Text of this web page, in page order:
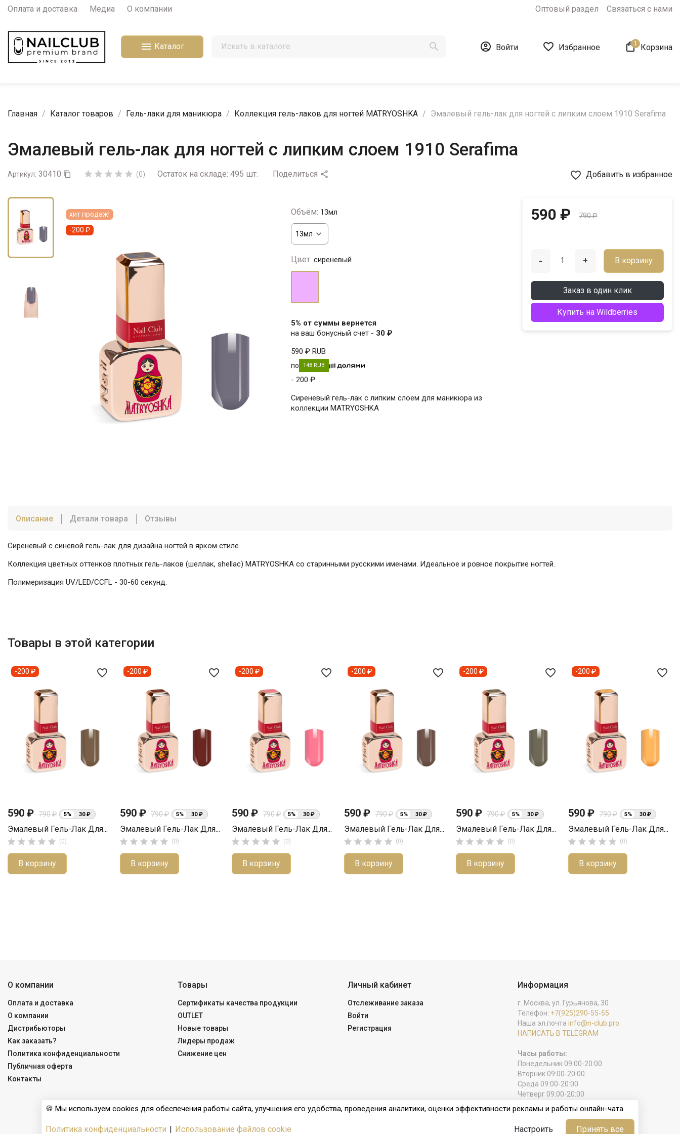
Оплата и доставка Медиа О компании Оптовый раздел Связаться с нами
 Каталог   Войти  Избранное  Корзина
1
Главная Каталог товаров Гель-лаки для маникюра Коллекция гель-лаков для ногтей MATRYOSHKA Эмалевый гель-лак для ногтей с липким слоем 1910 Serafima
Эмалевый гель-лак для ногтей с липким слоем 1910 Serafima
Артикул: 30410       (0) Остаток на складе: 495 шт. Поделиться  favorite_border Добавить в избранное
хит продаж!
-200 ₽
Объём: 13мл
Цвет: сиреневый
5% от суммы вернется
на ваш бонусный счет - 30 ₽
590 ₽ RUB
по 148 RUB
- 200 ₽
Сиреневый гель-лак с липким слоем для маникюра из
коллекции MATRYOSHKA
590 ₽ 790 ₽
- + В корзину
Заказ в один клик
Купить на Wildberries
Описание Детали товара Отзывы
Сиреневый с синевой гель-лак для дизайна ногтей в ярком стиле.
Коллекция цветных оттенков плотных гель-лаков (шеллак, shellac) MATRYOSHKA со старинными русскими именами. Идеальное и ровное покрытие ногтей.
Полимеризация UV/LED/CCFL - 30-60 секунд.
Товары в этой категории
favorite_border
590 ₽ 790 ₽ 5% 30 ₽
Эмалевый Гель-Лак Для...
     (0)
В корзину
-200 ₽ favorite_border
590 ₽ 790 ₽ 5% 30 ₽
Эмалевый Гель-Лак Для...
     (0)
В корзину
-200 ₽ favorite_border
590 ₽ 790 ₽ 5% 30 ₽
Эмалевый Гель-Лак Для...
     (0)
В корзину
-200 ₽ favorite_border
590 ₽ 790 ₽ 5% 30 ₽
Эмалевый Гель-Лак Для...
     (0)
В корзину
-200 ₽ favorite_border
590 ₽ 790 ₽ 5% 30 ₽
Эмалевый Гель-Лак Для...
     (0)
В корзину
-200 ₽ favorite_border
590 ₽ 790 ₽ 5% 30 ₽
Эмалевый Гель-Лак Для...
     (0)
В корзину
-200 ₽
О компании
Оплата и доставка
О компании
Дистрибьюторы
Как заказать?
Политика конфиденциальности
Публичная оферта
Контакты
Товары
Сертификаты качества продукции
OUTLET
Новые товары
Лидеры продаж
Снижение цен
Личный кабинет
Отслеживание заказа
Войти
Регистрация
Информация
г. Москва, ул. Гурьянова, 30
Телефон: +7(925)290-55-55
Наша эл.почта info@n-club.pro
НАПИСАТЬ В TELEGRAM
Часы работы:
Понедельник 09:00-20:00
Вторник 09:00-20:00
Среда 09:00-20:00
Четверг 09:00-20:00
Пятница 09:00-20:00
Суббота 09:00-20:00
Воскресенье выходной
🍪 Мы используем cookies для обеспечения работы сайта, улучшения его удобства, проведения аналитики, оценки эффективности рекламы и работы онлайн-чата.
Политика конфиденциальности | Использование файлов cookie Настроить Принять все